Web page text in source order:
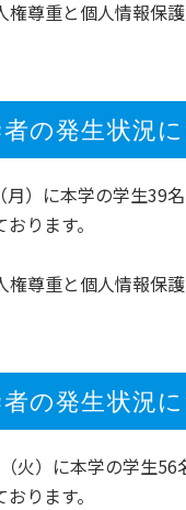
尊重と個人情報保
の発生状況に
）に本学の学生39
ります。
尊重と個人情報保
の発生状況に
火）に本学の学生
ります。